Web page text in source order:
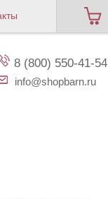
8 (800) 550-41-54
info@shopbarn.ru